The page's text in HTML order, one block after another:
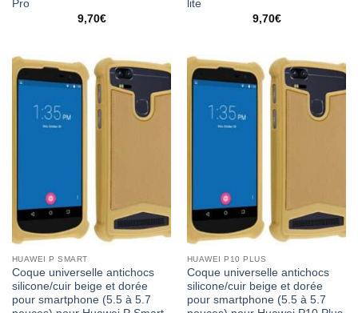
Pro
9,70€
lite
9,70€
HUAWEI P SMART
Coque universelle antichocs
silicone/cuir beige et dorée
pour smartphone (5.5 à 5.7
HUAWEI P10 PLUS
Coque universelle antichocs
silicone/cuir beige et dorée
pour smartphone (5.5 à 5.7